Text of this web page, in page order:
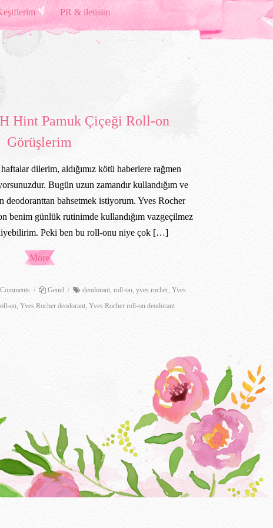
PR & iletisim
Hint Pamuk Çiçeği Roll-on
Görüşlerim
dilerim, aldığımız kötü haberlere rağmen
Bugün uzun zamandır kullandığım ve
deodoranttan bahsetmek istiyorum. Yves Rocher
benim günlük rutinimde kullandığım vazgeçilmez
Peki ben bu roll-onu niye çok […]
More
/ Genel / deodorant, roll-on yves rocher, Yves
on Yves Rocher deodorant, Yves Rocher roll-on deodorant